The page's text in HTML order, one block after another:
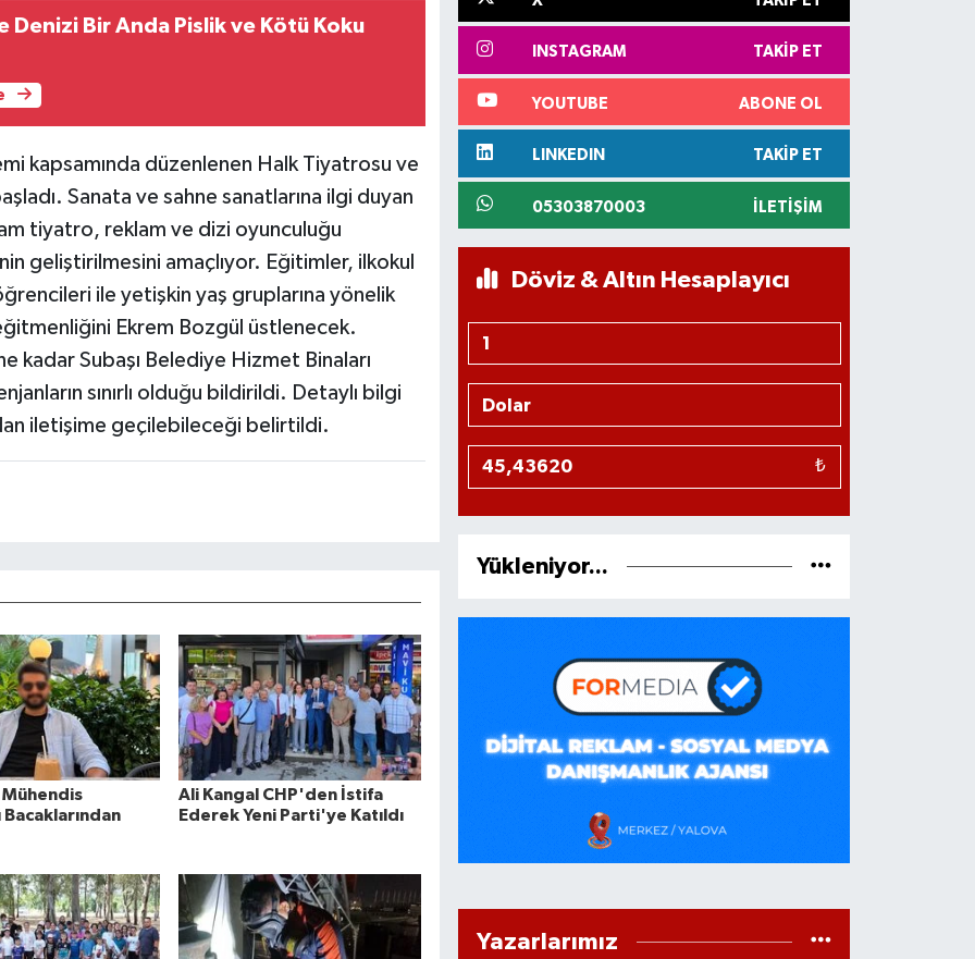
Denizi Bir Anda Pislik ve Kötü Koku
kapsamında düzenlenen Halk Tiyatrosu ve
Sanata ve sahne sanatlarına ilgi duyan
tiyatro, reklam ve dizi oyunculuğu
geliştirilmesini amaçlıyor. Eğitimler, ilkokul
ile yetişkin yaş gruplarına yönelik
Ekrem Bozgül üstlenecek.
kadar Subaşı Belediye Hizmet Binaları
sınırlı olduğu bildirildi. Detaylı bilgi
iletişime geçilebileceği belirtildi.
Ali Kangal CHP'den İstifa
Ederek Yeni Parti'ye Katıldı
INSTAGRAM TAKIP ET
YOUTUBE ABONE OL
LINKEDIN TAKIP ET
05303870003 İLETIŞIM
Döviz & Altın Hesaplayıcı
₺
Yükleniyor...
Yazarlarımız